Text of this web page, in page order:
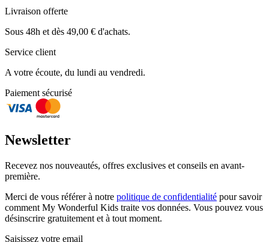
Livraison offerte
Sous 48h et dès 49,00 € d'achats.
Service client
A votre écoute, du lundi au vendredi.
Paiement sécurisé
Newsletter
Recevez nos nouveautés, offres exclusives et conseils en avant-
première.
Merci de vous référer à notre politique de confidentialité pour savoir
comment My Wonderful Kids traite vos données. Vous pouvez vous
désinscrire gratuitement et à tout moment.
Saisissez votre email